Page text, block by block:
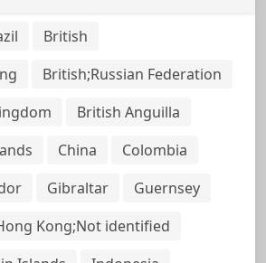
British
British;Russian Federation
British Anguilla
China
Colombia
Gibraltar
Guernsey
Kong;Not identified